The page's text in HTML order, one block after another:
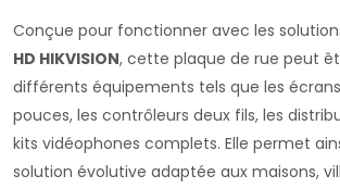
Conçue pour fonctionner avec les
HD HIKVISION, cette plaque de rue peut
différents équipements tels que les
pouces, les contrôleurs deux fils, les
kits vidéophones complets. Elle permet
solution évolutive adaptée aux maisons,